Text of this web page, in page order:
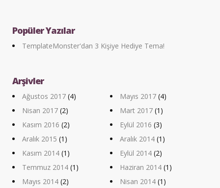
Popüler Yazılar
TemplateMonster'dan 3 Kişiye Hediye Tema!
Arşivler
Ağustos 2017 (4) Mayıs 2017 (4)
Nisan 2017 (2) Mart 2017 (1)
Kasım 2016 (2) Eylül 2016 (3)
Aralık 2015 (1) Aralık 2014 (1)
Kasım 2014 (1) Eylül 2014 (2)
Temmuz 2014 (1) Haziran 2014 (1)
Mayıs 2014 (2) Nisan 2014 (1)